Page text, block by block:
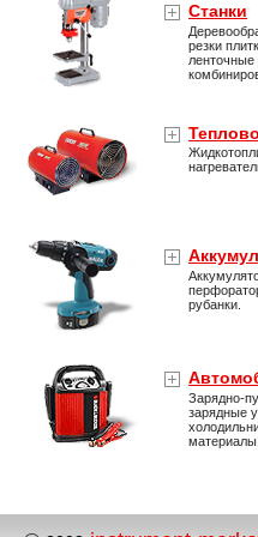
Станки
резки
рубанки.
Зарядно-
зарядные
материалы.